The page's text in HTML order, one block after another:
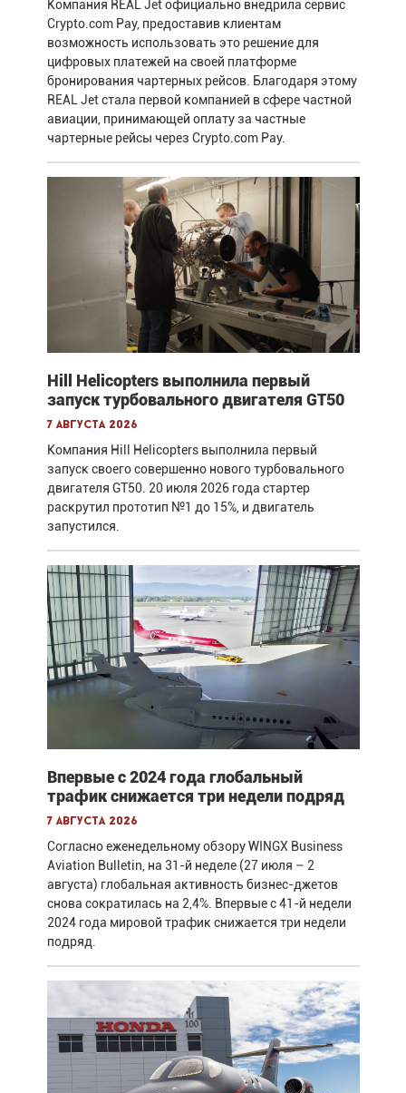
Компания REAL Jet официально внедрила сервис
Crypto.com Pay, предоставив клиентам
возможность использовать это решение для
цифровых платежей на своей платформе
бронирования чартерных рейсов. Благодаря этому
REAL Jet стала первой компанией в сфере частной
авиации, принимающей оплату за частные
чартерные рейсы через Crypto.com Pay.
Hill Helicopters выполнила первый
запуск турбовального двигателя GT50
7 августа 2026
Компания Hill Helicopters выполнила первый
запуск своего совершенно нового турбовального
двигателя GT50. 20 июля 2026 года стартер
раскрутил прототип №1 до 15%, и двигатель
запустился.
Впервые с 2024 года глобальный
трафик снижается три недели подряд
7 августа 2026
Согласно еженедельному обзору WINGX Business
Aviation Bulletin, на 31-й неделе (27 июля – 2
августа) глобальная активность бизнес-джетов
снова сократилась на 2,4%. Впервые с 41-й недели
2024 года мировой трафик снижается три недели
подряд.